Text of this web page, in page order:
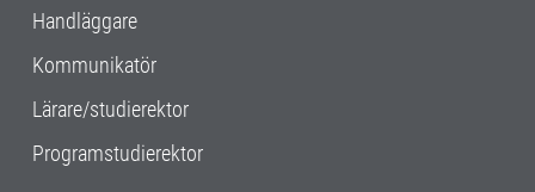
Handläggare
Kommunikatör
Lärare/studierektor
Programstudierektor